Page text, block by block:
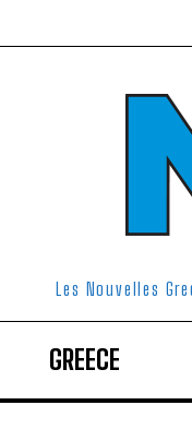
Les Nouvelles
GREECE